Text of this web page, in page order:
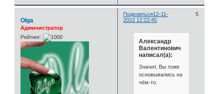
Поделиться 5
12-11-
2022 12:22:45
Olga
Администратор
Рейтинг:
Александр
Валентинович
написал(а):
Значит, Вы тоже
основывались на
чём-то.